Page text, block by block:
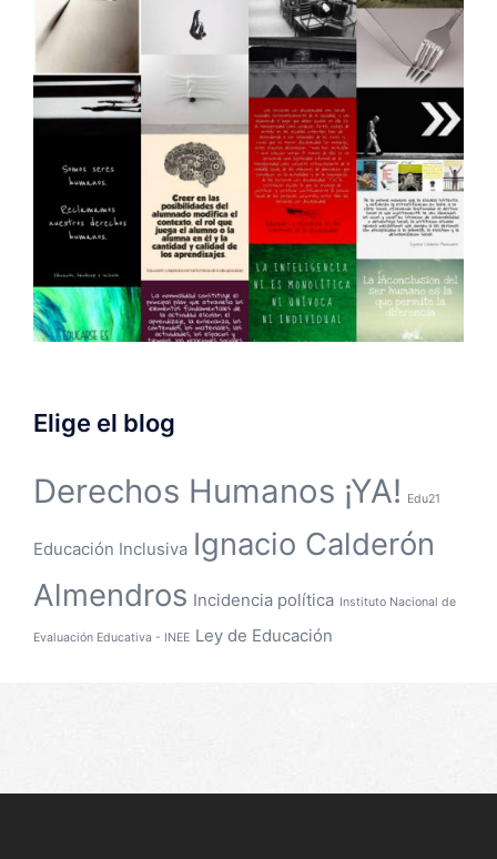
Elige el blog
Derechos Humanos ¡YA! Edu21
Educación Inclusiva Ignacio Calderón
Almendros Incidencia política Instituto Nacional de
Evaluación Educativa - INEE Ley de Educación